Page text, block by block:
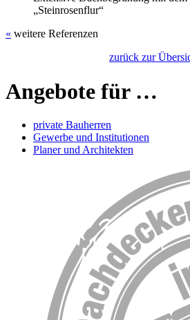
„Steinrosenflur“
« weitere Referenzen
zurück zur
Angebote für …
private Bauherren
Gewerbe und Institutionen
Planer und Architekten